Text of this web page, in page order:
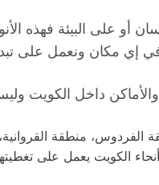
أو على البيئة
إي مكان ونعمل على
داخل الكويت
الفردوس، منطقة
الكويت يعمل على